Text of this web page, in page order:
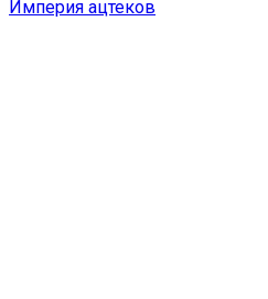
Империя ацтеков